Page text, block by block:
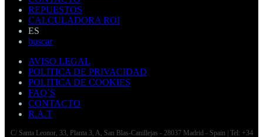
REPUESTOS
CALCULADORA ROI
ES
buscar
AVISO LEGAL
POLITICA DE PRIVACIDAD
POLITICA DE COOKIES
FAQ´S
CONTACTO
R.A.T
C/ Santa Leonor, 33, Planta 3, A, San Blas-Canillejas - 28037 Madrid - Spain | Tel: +34